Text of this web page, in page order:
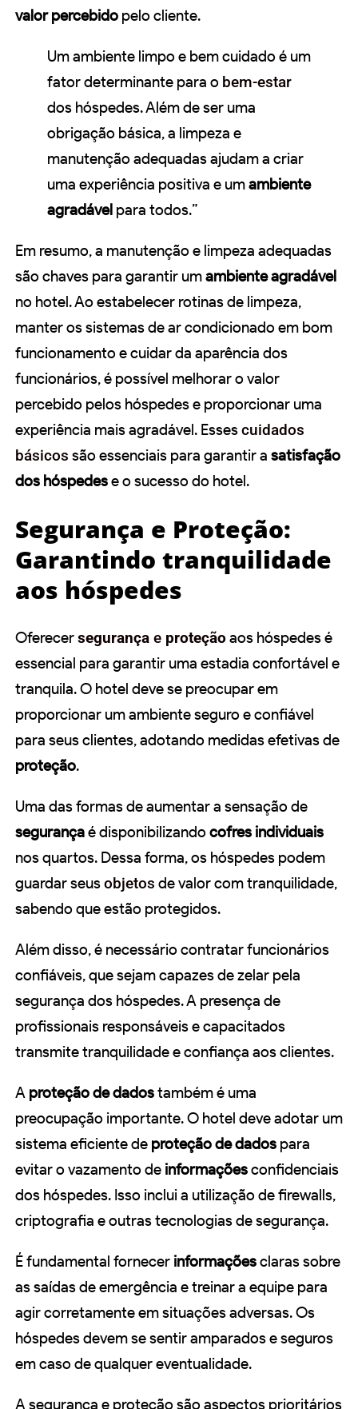
valor percebido pelo cliente.
Um ambiente limpo e bem cuidado é um
fator determinante para o bem-estar
dos hóspedes. Além de ser uma
obrigação básica, a limpeza e
manutenção adequadas ajudam a criar
uma experiência positiva e umambiente
agradável para todos.”
Em resumo, a manutenção e limpeza adequadas
são chaves para garantir umambiente agradável
no hotel. Ao estabelecer rotinas de limpeza,
manter os sistemas de ar condicionado em bom
funcionamento e cuidar da aparência dos
funcionários, é possível melhorar o valor
percebido pelos hóspedes e proporcionar uma
experiência mais agradável. Essescuidados
básicos são essenciais para garantir a satisfação
dos hóspedese o sucesso do hotel.
Segurança e Proteção:
Garantindo tranquilidade
aos hóspedes
Oferecersegurança e proteção aos hóspedes é
essencial para garantir uma estadia confortável e
tranquila. O hotel deve se preocupar em
proporcionar um ambiente seguro e confiável
para seus clientes, adotando medidas efetivas de
proteção.
Uma das formas de aumentar a sensação de
segurançaé disponibilizando cofres individuais
nos quartos. Dessa forma, os hóspedes podem
guardar seusobjetos de valor com tranquilidade,
sabendo que estão protegidos.
Além disso, é necessário contratar funcionários
confiáveis, que sejam capazes de zelar pela
segurança dos hóspedes. A presença de
profissionais responsáveis e capacitados
transmite tranquilidade e confiança aos clientes.
A proteção de dadostambém é uma
preocupação importante. O hotel deve adotar um
sistema eficiente de proteção de dados para
evitar o vazamento de informaçõesconfidenciais
dos hóspedes. Isso inclui a utilização de firewalls,
criptografia e outras tecnologias de segurança.
É fundamental fornecer informaçõesclaras sobre
as saídas de emergência e treinar a equipe para
agir corretamente em situações adversas. Os
hóspedes devem se sentir amparados e seguros
em caso de qualquer eventualidade.
A segurança e proteção são aspectos prioritários